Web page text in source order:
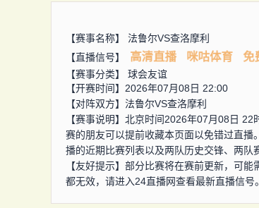
【赛事名称】 法鲁尔VS查洛摩利
【直播信号】
高清直播 咪咕体育 免
【赛事分类】 球会友谊
【开赛时间】2026年07月08日 22:00
【对阵双方】 法鲁尔VS查洛摩利
【赛事说明】北京时间2026年07月08日
赛的朋友可以提前收藏本页面以免错过直
播的近期比赛列表以及两队历史交锋、两队
【友好提示】部分比赛将在赛前更新，可
都无效，请进入24直播网查看最新直播信号。